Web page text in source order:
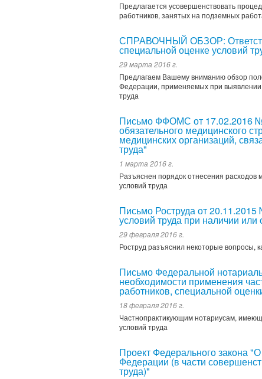
Предлагается усовершенствовать
работников, занятых на подземных
СПРАВОЧНЫЙ ОБЗОР:
специальной оценке условий
29 марта 2016 г.
Предлагаем Вашему вниманию обзор
Федерации, применяемых при выявлении
труда
Письмо ФФОМС от 17.02.2016 №
обязательного медицинского
медицинских организаций,
труда"
1 марта 2016 г.
Разъяснен порядок отнесения расходов
условий труда
Письмо Роструда от
условий труда при наличии или
29 февраля 2016 г.
Роструд разъяснил некоторые вопросы,
Письмо Федеральной
необходимости применения
работников, специальной
18 февраля 2016 г.
Частнопрактикующим нотариусам,
условий труда
Проект Федерального закона
Федерации (в части
труда)"